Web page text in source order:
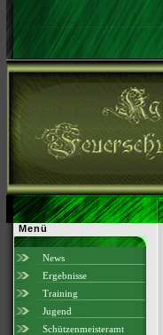
Menü
News
Ergebnisse
Training
Jugend
Schützenmeisteramt